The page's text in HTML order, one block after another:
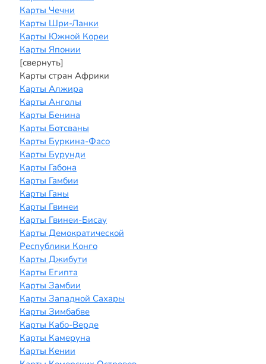
Карты Чечни
Карты Шри-Ланки
Карты Южной Кореи
Карты Японии
[свернуть]
Карты стран Африки
Карты Алжира
Карты Анголы
Карты Бенина
Карты Ботсваны
Карты Буркина-Фасо
Карты Бурунди
Карты Габона
Карты Гамбии
Карты Ганы
Карты Гвинеи
Карты Гвинеи-Бисау
Карты Демократической
Республики Конго
Карты Джибути
Карты Египта
Карты Замбии
Карты Западной Сахары
Карты Зимбабве
Карты Кабо-Верде
Карты Камеруна
Карты Кении